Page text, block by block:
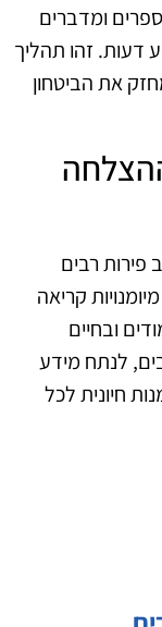
ומדברים
דעות. זהו תהליך
את הביטחון
פירות רבים
קריאה
ובחיים
לנתח מידע
חיונית לכל